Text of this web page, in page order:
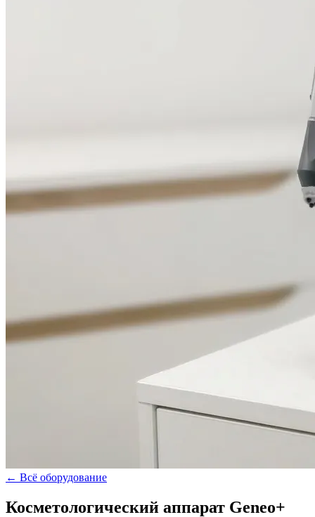
← Всё оборудование
Косметологический аппарат Geneo+